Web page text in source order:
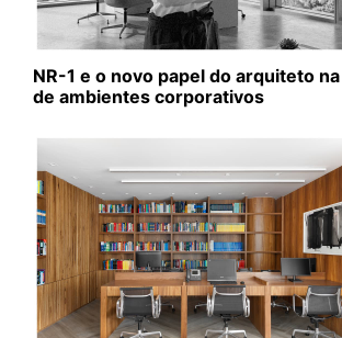
NR-1 e o novo papel do arquiteto
de ambientes corporativos